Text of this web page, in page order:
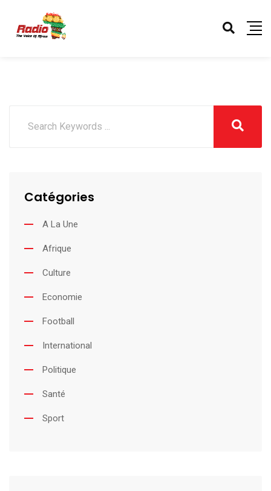
Catégories
A La Une
Afrique
Culture
Economie
Football
International
Politique
Santé
Sport